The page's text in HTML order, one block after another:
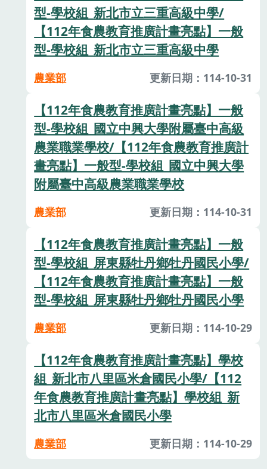
型-學校組_新北市立三重高級中學/
【112年食農教育推廣計畫亮點】一般
型-學校組_新北市立三重高級中學
農業部 更新日期：114-10-31
【112年食農教育推廣計畫亮點】一般
型-學校組_國立中興大學附屬臺中高級
農業職業學校/【112年食農教育推廣計
畫亮點】一般型-學校組_國立中興大學
附屬臺中高級農業職業學校
農業部 更新日期：114-10-31
【112年食農教育推廣計畫亮點】一般
型-學校組_屏東縣牡丹鄉牡丹國民小學/
【112年食農教育推廣計畫亮點】一般
型-學校組_屏東縣牡丹鄉牡丹國民小學
農業部 更新日期：114-10-29
【112年食農教育推廣計畫亮點】學校
組_新北市八里區米倉國民小學/【112
年食農教育推廣計畫亮點】學校組_新
北市八里區米倉國民小學
農業部 更新日期：114-10-29